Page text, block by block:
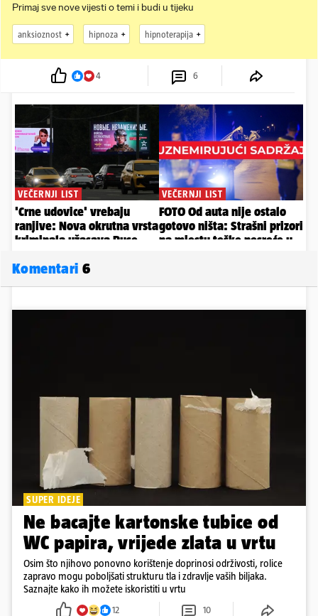
Primaj sve nove vijesti o temi i budi u tijeku
anksioznost hipnoza hipnoterapija
4 6
Komentari 6
SUPER IDEJE
Ne bacajte kartonske tubice od
WC papira, vrijede zlata u vrtu
Osim što njihovo ponovno korištenje doprinosi održivosti, rolice
zapravo mogu poboljšati strukturu tla i zdravlje vaših biljaka.
Saznajte kako ih možete iskoristiti u vrtu
12 10